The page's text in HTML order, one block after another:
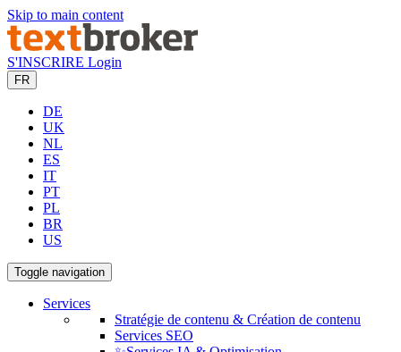
Skip to main content
S'INSCRIRE Login
FR
DE
UK
NL
ES
IT
PT
PL
BR
US
Toggle navigation
Services
Stratégie de contenu & Création de contenu
Services SEO